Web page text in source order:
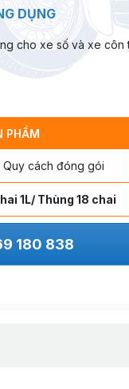
DỤNG
cho xe số và xe côn
PHẨM
Quy cách đóng gói
1L/ Thùng 18 chai
180 838